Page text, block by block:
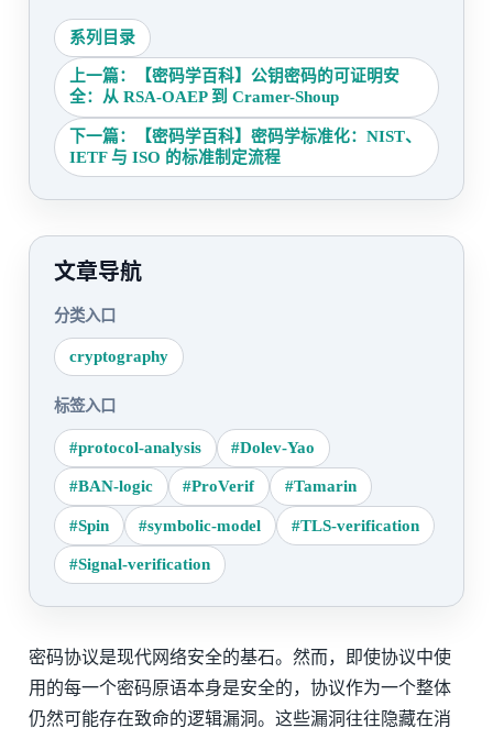
系列目录
上一篇：【密码学百科】公钥密码的可证明安
全：从 RSA-OAEP 到 Cramer-Shoup
下一篇：【密码学百科】密码学标准化：NIST、
IETF 与 ISO 的标准制定流程
文章导航
分类入口
cryptography
标签入口
#protocol-analysis #Dolev-Yao
#BAN-logic #ProVerif #Tamarin
#Spin #symbolic-model #TLS-verification
#Signal-verification
密码协议是现代网络安全的基石。然而，即使协议中使
用的每一个密码原语本身是安全的，协议作为一个整体
仍然可能存在致命的逻辑漏洞。这些漏洞往往隐藏在消